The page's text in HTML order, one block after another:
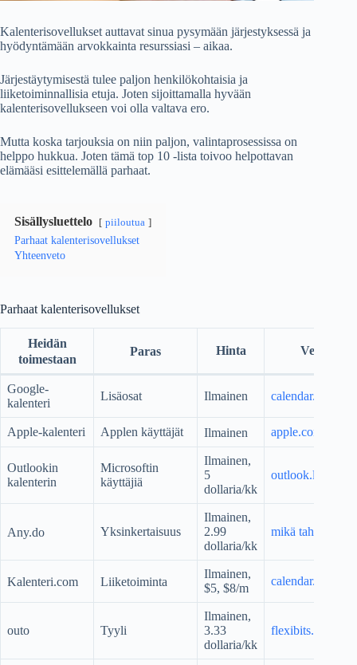
Kalenterisovellukset auttavat sinua pysymään järjestyksessä ja
hyödyntämään arvokkainta resurssiasi – aikaa.
Järjestäytymisestä tulee paljon henkilökohtaisia ​​ja
liiketoiminnallisia etuja. Joten sijoittamalla hyvään
kalenterisovellukseen voi olla valtava ero.
Mutta koska tarjouksia on niin paljon, valintaprosessissa on
helppo hukkua. Joten tämä top 10 -lista toivoo helpottavan
elämääsi esittelemällä parhaat.
Sisällysluettelo piiloutua
Parhaat kalenterisovellukset
Yhteenveto
Parhaat kalenterisovellukset
Heidän
toimestaan
Paras Hinta
Google-
kalenteri
Lisäosat Ilmainen
Apple-kalenteri Applen käyttäjät Ilmainen apple.com
Outlookin
kalenterin
Microsoftin
käyttäjiä
Ilmainen,
5
dollaria/kk
outlook.live.com
Any.do Yksinkertaisuus
Ilmainen,
2.99
dollaria/kk
mikä tahansa. tee
Kalenteri.com Liiketoiminta
Ilmainen,
$5, $8/m
calendar.com
outo Tyyli
Ilmainen,
3.33
dollaria/kk
flexibits.com/